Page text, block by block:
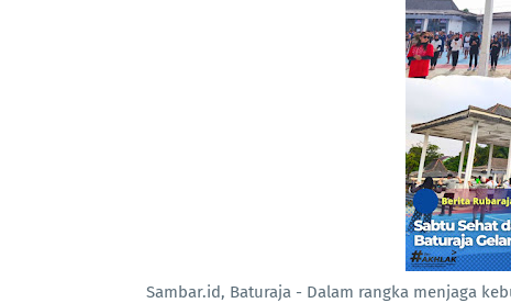
Sambar.id, Baturaja - Dalam rangka menjaga